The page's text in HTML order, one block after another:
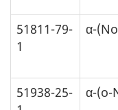
51811-79-
1
α-
51938-25-
α-(o-